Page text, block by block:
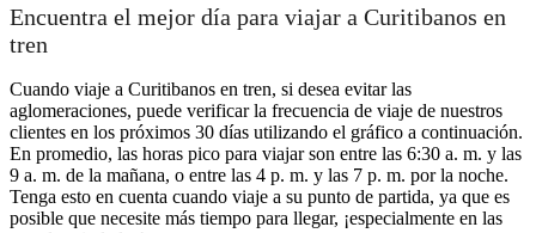
Encuentra el mejor día para viajar a Curitibanos en
tren
Cuando viaje a Curitibanos en tren, si desea evitar las
aglomeraciones, puede verificar la frecuencia de viaje de nuestros
clientes en los próximos 30 días utilizando el gráfico a continuación.
En promedio, las horas pico para viajar son entre las 6:30 a. m. y las
9 a. m. de la mañana, o entre las 4 p. m. y las 7 p. m. por la noche.
Tenga esto en cuenta cuando viaje a su punto de partida, ya que es
posible que necesite más tiempo para llegar, ¡especialmente en las